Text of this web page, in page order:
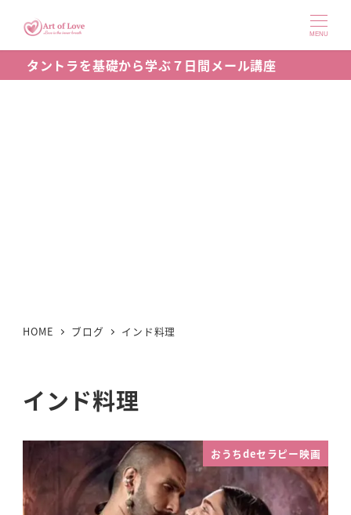
ン
コ
MENU
タントラを基礎から学ぶ７日間メール講座
HOME ブログ インド料理
インド料理
おうちdeセラピー映画